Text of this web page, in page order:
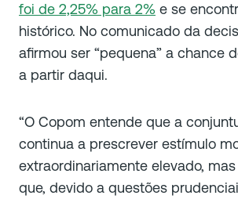
foi de 2,25% para 2% e se
histórico. No comunicado da
afirmou ser “pequena” a chance
a partir daqui.
“O Copom entende que a
continua a prescrever estímulo
extraordinariamente elevado,
que, devido a questões